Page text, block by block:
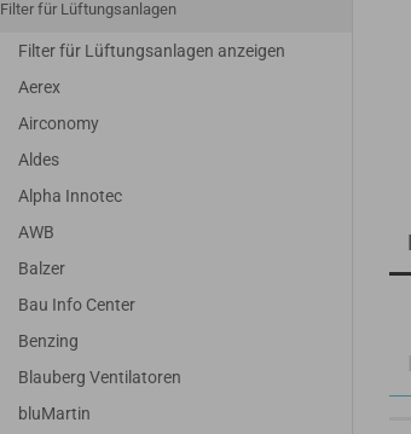
Filter für Lüftungsanlagen
Filter für Lüftungsanlagen anzeigen
Aerex
Airconomy
Aldes
Alpha Innotec
AWB
Balzer
Bau Info Center
Benzing
Blauberg Ventilatoren
bluMartin